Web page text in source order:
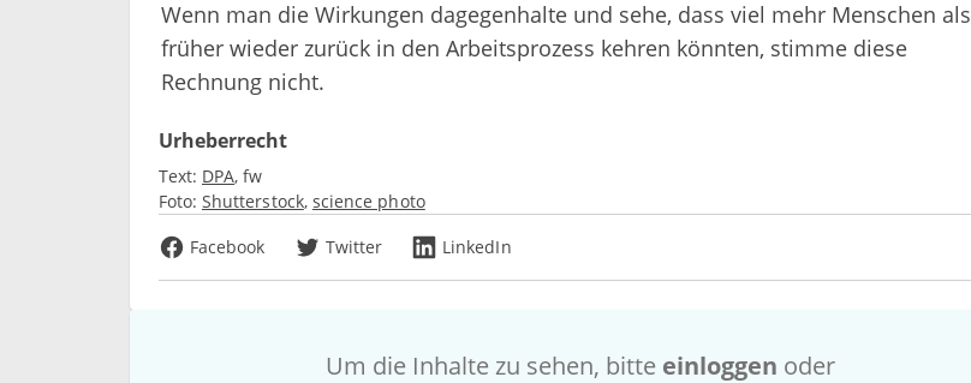
Wenn man die Wirkungen dagegenhalte und sehe, dass viel mehr Menschen als
früher wieder zurück in den Arbeitsprozess kehren könnten, stimme diese
Rechnung nicht.
Urheberrecht
Text: DPA fw
Foto: Shutterstock science photo
Facebook
Twitter LinkedIn
Um die Inhalte zu sehen, bitte einloggen oder